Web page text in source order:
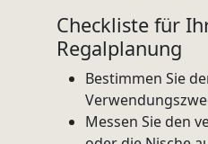
Checkliste für
Regalplanung
Bestimmen Sie
Messen Sie den